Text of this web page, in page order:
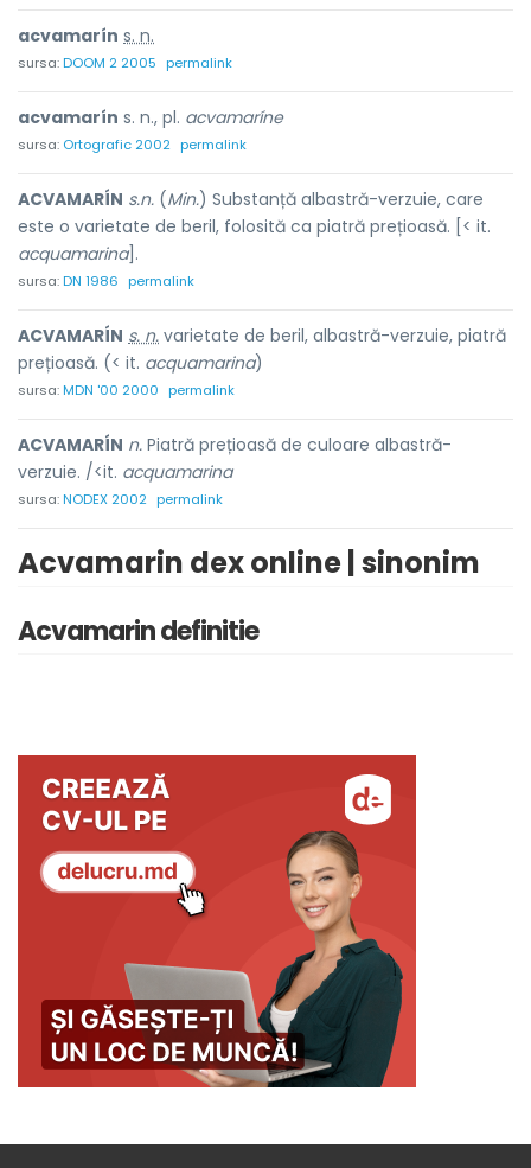
acvamarín s. n.
sursa:DOOM 2 2005 permalink
acvamarín s. n., pl. acvamaríne
sursa: Ortografic 2002 permalink
ACVAMARÍN s.n. (Min.) Substanță albastră-verzuie, care
este o varietate de beril, folosită ca piatră prețioasă. [< it.
acquamarina].
sursa:DN 1986 permalink
ACVAMARÍN s. n. varietate de beril, albastră-verzuie, piatră
prețioasă. (< it. acquamarina)
sursa:MDN '00 2000 permalink
ACVAMARÍN n. Piatră prețioasă de culoare albastră-
verzuie. /<it. acquamarina
sursa:NODEX 2002 permalink
Acvamarin dex online | sinonim
Acvamarin definitie